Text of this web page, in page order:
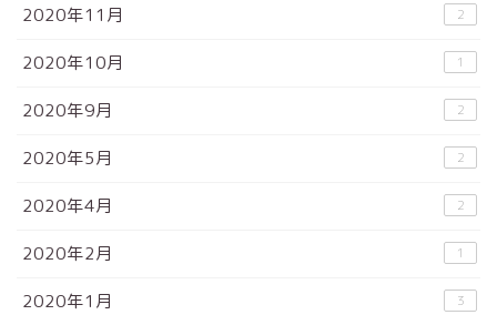
2020年11月 2
2020年10月 1
2020年9月 2
2020年5月 2
2020年4月 2
2020年2月 1
2020年1月 3